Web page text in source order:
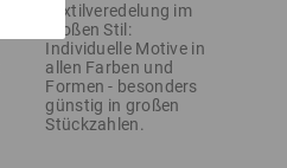
Textilveredelung im
großen Stil:
Individuelle Motive in
allen Farben und
Formen - besonders
günstig in großen
Stückzahlen.